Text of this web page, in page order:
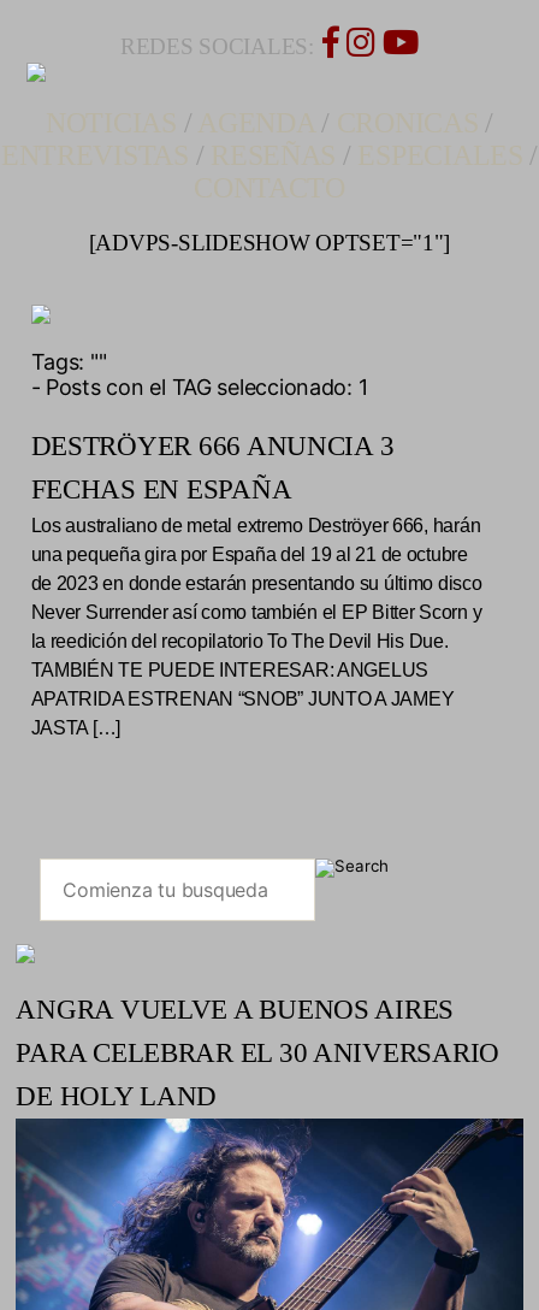
REDES SOCIALES:
/ /
/
/ /
/
[ADVPS-SLIDESHOW OPTSET="1"]
Tags: ""
- Posts con el TAG seleccionado: 1
DESTRÖYER 666 ANUNCIA 3
FECHAS EN ESPAÑA
Los australiano de metal extremo Deströyer 666, harán
una pequeña gira por España del 19 al 21 de octubre
de 2023 en donde estarán presentando su último disco
Never Surrender así como también el EP Bitter Scorn y
la reedición del recopilatorio To The Devil His Due.
TAMBIÉN TE PUEDE INTERESAR: ANGELUS
APATRIDA ESTRENAN “SNOB” JUNTO A JAMEY
JASTA […]
ANGRA VUELVE A BUENOS AIRES
PARA CELEBRAR EL 30 ANIVERSARIO
DE HOLY LAND